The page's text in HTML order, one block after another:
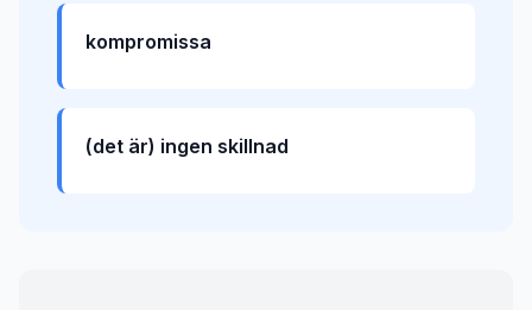
kompromissa
(det är) ingen skillnad